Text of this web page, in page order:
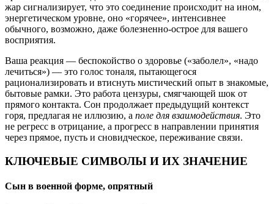
жар сигнализирует, что это соединение происходит на ином,
энергетическом уровне, оно «горячее», интенсивнее
обычного, возможно, даже болезненно-острое для вашего
восприятия.
Ваша реакция — беспокойство о здоровье («заболел», «надо
лечиться») — это голос тоналя, пытающегося
рационализировать и втиснуть мистический опыт в знакомые,
бытовые рамки. Это работа цензуры, смягчающей шок от
прямого контакта. Сон продолжает предыдущий контекст
горя, предлагая не иллюзию, а поле для взаимодействия. Это
не регресс в отрицание, а прогресс в направлении принятия
через прямое, пусть и сновидческое, переживание связи.
КЛЮЧЕВЫЕ СИМВОЛЫ И ИХ ЗНАЧЕНИЕ
Сын в военной форме, опрятный